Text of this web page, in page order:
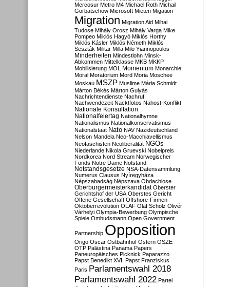
Mercosur Metro M4 Michael Roth Michail
Gorbatschow Microsoft Mieten Migation
Migration Migration Aid Mihai
Tudose Mihály Orosz Mihály Varga Mike
Pompeo Miklós Hagyó Miklós Horthy
Miklós Kásler Miklós Németh Miklós
Seszták Militär Milla Milo Yiannopoulos
Minderheiten Mindestlohn Minsk-
Abkommen Mittelklasse MKB MKKP
Mobilisierung MOL Momentum Monarchie
Moral Moratorium Mord Moria Moschee
Moskau MSZP Muslime Mária Schmidt
Márton Békés Márton Gulyás
Nachrichtendienste Nachruf
Nachwendezeit Nacktfotos Nahost-Konflikt
Nationale Konsultation
Nationalfeiertag Nationalhymne
Nationalismus Nationalkonservatismus
Nationalstaat Nato NAV Nazideutschland
Nelson Mandela Neo-Macchiavellismus
Neofaschisten Neoliberalität NGOs
Niederlande Nikola Gruevski Nobelpreis
Nordkorea Nord Stream Norwegischer
Fonds Notre Dame Notstand
Notstandsgesetze NSA-Datensammlung
Numerus Clausus Nyíregyháza
Népszabadság Népszava Obdachlose
Oberbürgermeisterkandidat Oberster
Gerichtshof der USA Oberstes Gericht
Offene Gesellschaft Offshore-Firmen
Oktoberrevolution OLAF Olaf Scholz Olivér
Várhelyi Olympia-Bewerbung Olympische
Spiele Ombudsmann Open Government
Partnership Opposition
Origo Oscar Ostbahnhof Ostern OSZE
OTP Palästina Panama Papers
Paneuropäisches Picknick Paparazzo
Papst Benedikt XVI. Papst Franziskus
Paris Parlamentswahl 2018
Parlamentswahl 2022 Partei